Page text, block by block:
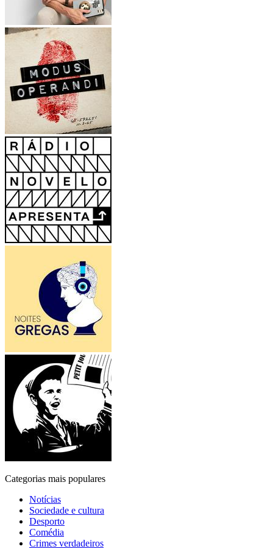
Categorias mais populares
Notícias
Sociedade e cultura
Desporto
Comédia
Crimes verdadeiros